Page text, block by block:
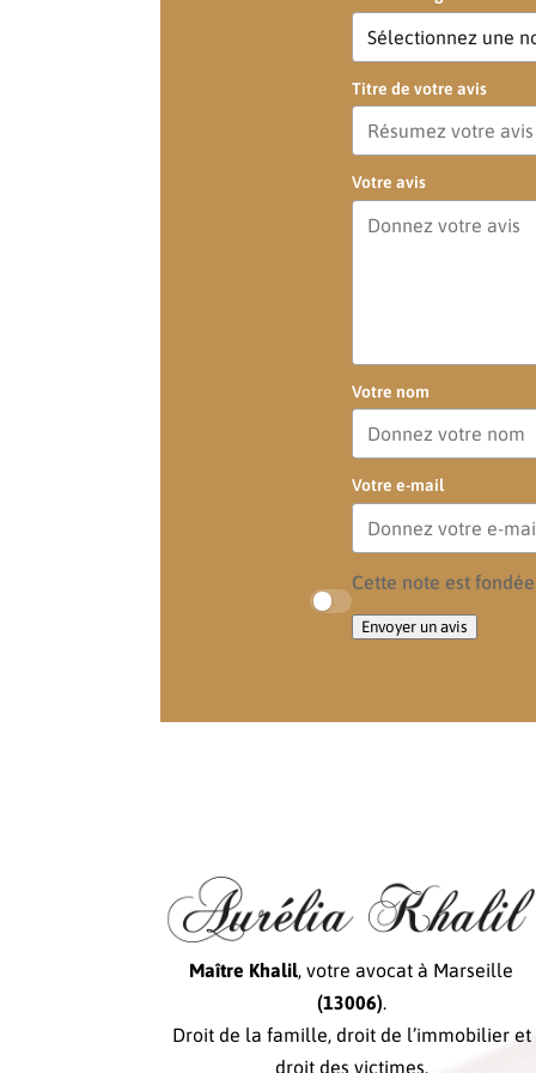
Titre de votre avis
Votre avis
Votre nom
Votre e-mail
Cette note est
Envoyer un avis
Maître Khalil, votre avocat à Marseille
(13006).
Droit de la famille, droit de l’immobilier et
droit des victimes.